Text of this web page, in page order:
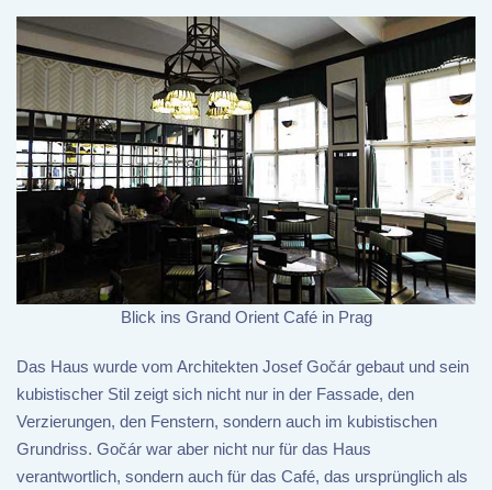
Blick ins Grand Orient Café in Prag
Das Haus wurde vom Architekten Josef Gočár gebaut und sein
kubistischer Stil zeigt sich nicht nur in der Fassade, den
Verzierungen, den Fenstern, sondern auch im kubistischen
Grundriss. Gočár war aber nicht nur für das Haus
verantwortlich, sondern auch für das Café, das ursprünglich als